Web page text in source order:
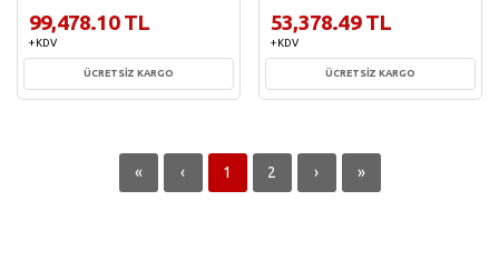
99,478.10 TL
+ KDV
ÜCRETSİZ KARGO
53,378.49 TL
+ KDV
ÜCRETSİZ KARGO
« ‹ 1 2 › »